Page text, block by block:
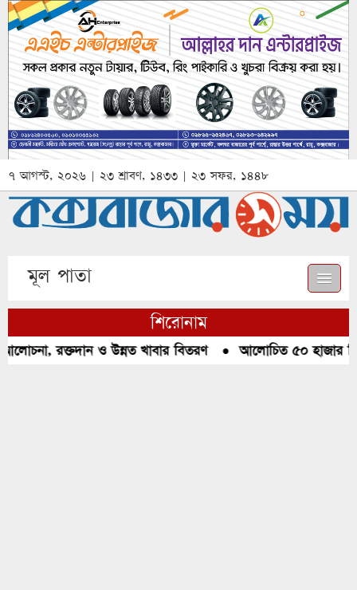
৭ আগস্ট, ২০২৬ | ২৩ শ্রাবণ, ১৪৩৩ | ২৩ সফর, ১৪৪৮
মূল পাতা
শিরোনাম
রক্তদান ও উন্নত খাবার বিতরণ● আলোচিত ৫০ হাজার